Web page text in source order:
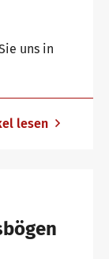
uns in
lesen